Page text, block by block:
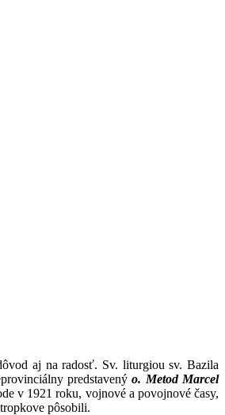
aj na radosť. Sv. liturgiou sv. Bazila
predstavenýo. Metod Marcel
v 1921 roku, vojnové a povojnové časy,
pôsobili.